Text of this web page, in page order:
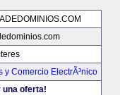
y Comercio ElectrÃ³nico
una oferta!